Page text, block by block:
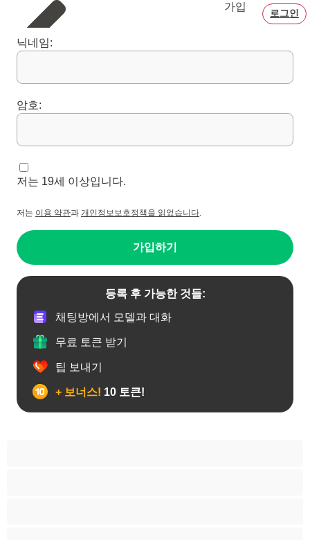
가입
로그인
닉네임:
암호:
저는 19세 이상입니다.
저는 이용 약관과 개인정보보호정책을 읽었습니다.
가입하기
등록 후 가능한 것들:
채팅방에서 모델과 대화
무료 토큰 받기
팁 보내기
+ 보너스! 10 토큰!